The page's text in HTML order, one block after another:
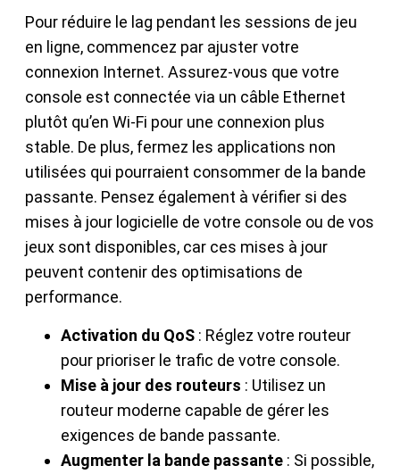
Pour réduire le lag pendant les sessions de jeu
en ligne, commencez par ajuster votre
connexion Internet. Assurez-vous que votre
console est connectée via un câble Ethernet
plutôt qu’en Wi-Fi pour une connexion plus
stable. De plus, fermez les applications non
utilisées qui pourraient consommer de la bande
passante. Pensez également à vérifier si des
mises à jour logicielle de votre console ou de vos
jeux sont disponibles, car ces mises à jour
peuvent contenir des optimisations de
performance.
Activation du QoS : Réglez votre routeur
pour prioriser le trafic de votre console.
Mise à jour des routeurs : Utilisez un
routeur moderne capable de gérer les
exigences de bande passante.
Augmenter la bande passante : Si possible,